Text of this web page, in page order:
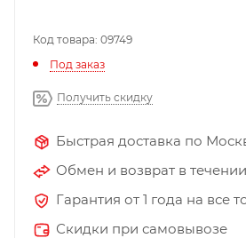
Код товара: 09749
Под заказ
Получить скидку
Быстрая доставка по
Обмен и возврат в
Гарантия от 1 года на все
Скидки при самовывозе